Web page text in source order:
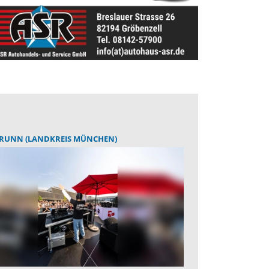
(LANDKREIS MÜNCHEN)